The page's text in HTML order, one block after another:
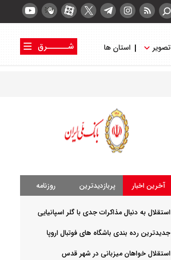
تصویر استان ها
شــــــرق
آخرین اخبار پربازدیدترین روزنامه
استقلال به دنبال مذاکرات جدی با گلر اسپانیایی
جدیدترین رده بندی باشگاه های فوتبال اروپا
استقلال خواهان میزبانی در شهر قدس